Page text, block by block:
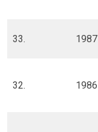
33.​ 1987
32.​ ​1986